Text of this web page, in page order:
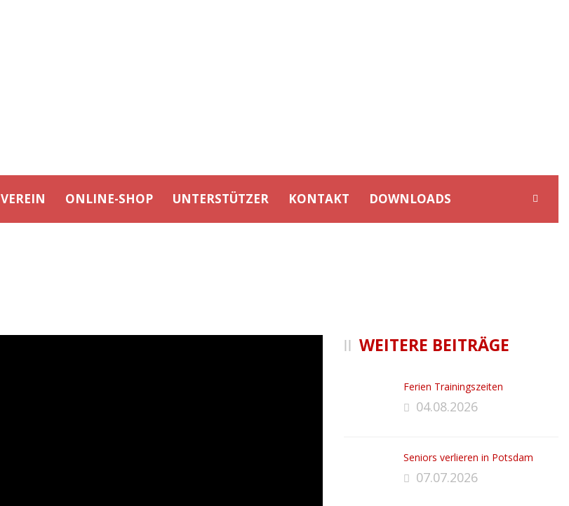
VEREIN ONLINE-SHOP UNTERSTÜTZER KONTAKT DOWNLOADS
WEITERE BEITRÄGE
Ferien Trainingszeiten
04.08.2026
Seniors verlieren in Potsdam
07.07.2026